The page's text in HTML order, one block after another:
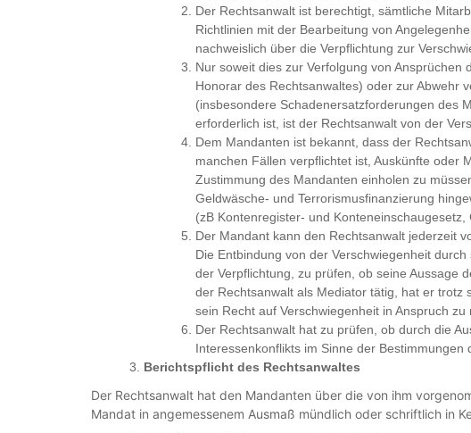
Der Rechtsanwalt ist berechtigt, sämtliche
Richtlinien mit der Bearbeitung von
nachweislich über die Verpflichtung zur
Nur soweit dies zur Verfolgung von
Honorar des Rechtsanwaltes) oder zur Abwehr
(insbesondere Schadenersatzforderungen des
erforderlich ist, ist der Rechtsanwalt von der
Dem Mandanten ist bekannt, dass der
manchen Fällen verpflichtet ist, Auskünfte oder
Zustimmung des Mandanten einholen zu
Geldwäsche- und Terrorismusfinanzierung
(zB Kontenregister- und Konteneinschaugesetz,
Der Mandant kann den Rechtsanwalt jederzeit
Die Entbindung von der Verschwiegenheit
der Verpflichtung, zu prüfen, ob seine Aussage
der Rechtsanwalt als Mediator tätig, hat er trotz
sein Recht auf Verschwiegenheit in Anspruch zu
Der Rechtsanwalt hat zu prüfen, ob durch die
Interessenkonflikts im Sinne der Bestimmungen
Berichtspflicht des Rechtsanwaltes
Der Rechtsanwalt hat den Mandanten über die von ihm
Mandat in angemessenem Ausmaß mündlich oder schriftlich in